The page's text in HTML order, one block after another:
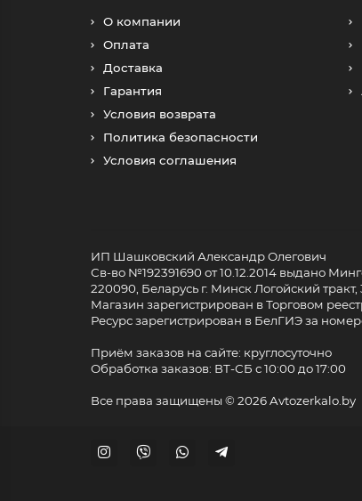
О компании
Оплата
Доставка
Гарантия
Условия возврата
Политика безопасности
Условия соглашения
ИП Шашковский Александр Олегович
Св-во №192391690 от 10.12.2014 выдано
220090, Беларусь г. Минск Логойский тракт,
Магазин зарегистрирован в Торговом
Ресурс зарегистрирован в БелГИЭ за
Приём заказов на сайте: круглосуточно
Обработка заказов: ВТ-СБ с 10:00 до 17:00
Все права защищены © 2026 Avtozerkalo.by